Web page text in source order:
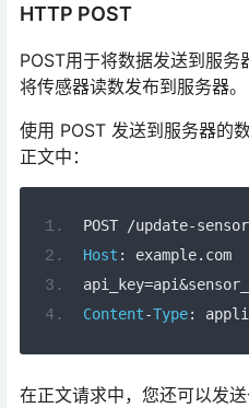
HTTP POST
POST用于将数据发送到服务
将传感器读数发布到服务器。
使用 POST 发送到服务器的
正文中：
POST /update-
Host : example. com
api_key=api&
Content-Type:
在正文请求中，您还可以发送